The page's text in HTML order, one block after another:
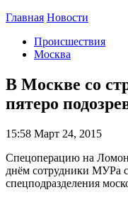
Главная Новости
Происшествия
Москва
В Москве со
пятеро
15:58 Март 24, 2015
Спецоперацию на
днём сотрудники МУРа
спецподразделения